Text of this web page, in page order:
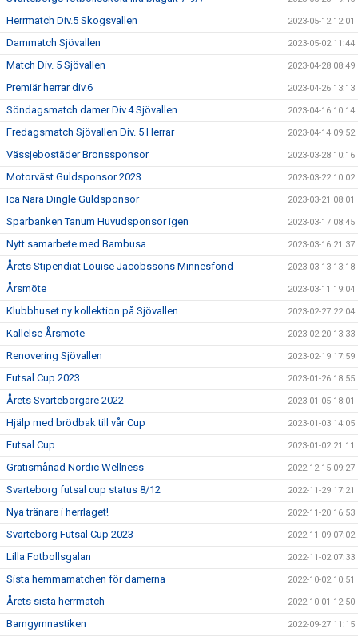
Herrmatch Div.5 Skogsvallen 2023-05-12 12:01
Dammatch Sjövallen 2023-05-02 11:44
Match Div. 5 Sjövallen 2023-04-28 08:49
Premiär herrar div.6 2023-04-26 13:13
Söndagsmatch damer Div.4 Sjövallen 2023-04-16 10:14
Fredagsmatch Sjövallen Div. 5 Herrar 2023-04-14 09:52
Vässjebostäder Bronssponsor 2023-03-28 10:16
Motorväst Guldsponsor 2023 2023-03-22 10:02
Ica Nära Dingle Guldsponsor 2023-03-21 08:01
Sparbanken Tanum Huvudsponsor igen 2023-03-17 08:45
Nytt samarbete med Bambusa 2023-03-16 21:37
Årets Stipendiat Louise Jacobssons Minnesfond 2023-03-13 13:18
Årsmöte 2023-03-11 19:04
Klubbhuset ny kollektion på Sjövallen 2023-02-27 22:04
Kallelse Årsmöte 2023-02-20 13:33
Renovering Sjövallen 2023-02-19 17:59
Futsal Cup 2023 2023-01-26 18:55
Årets Svarteborgare 2022 2023-01-05 18:01
Hjälp med brödbak till vår Cup 2023-01-03 14:05
Futsal Cup 2023-01-02 21:11
Gratismånad Nordic Wellness 2022-12-15 09:27
Svarteborg futsal cup status 8/12 2022-11-29 17:21
Nya tränare i herrlaget! 2022-11-20 16:53
Svarteborg Futsal Cup 2023 2022-11-09 07:02
Lilla Fotbollsgalan 2022-11-02 07:33
Sista hemmamatchen för damerna 2022-10-02 10:51
Årets sista herrmatch 2022-10-01 12:50
Barngymnastiken 2022-09-27 11:15